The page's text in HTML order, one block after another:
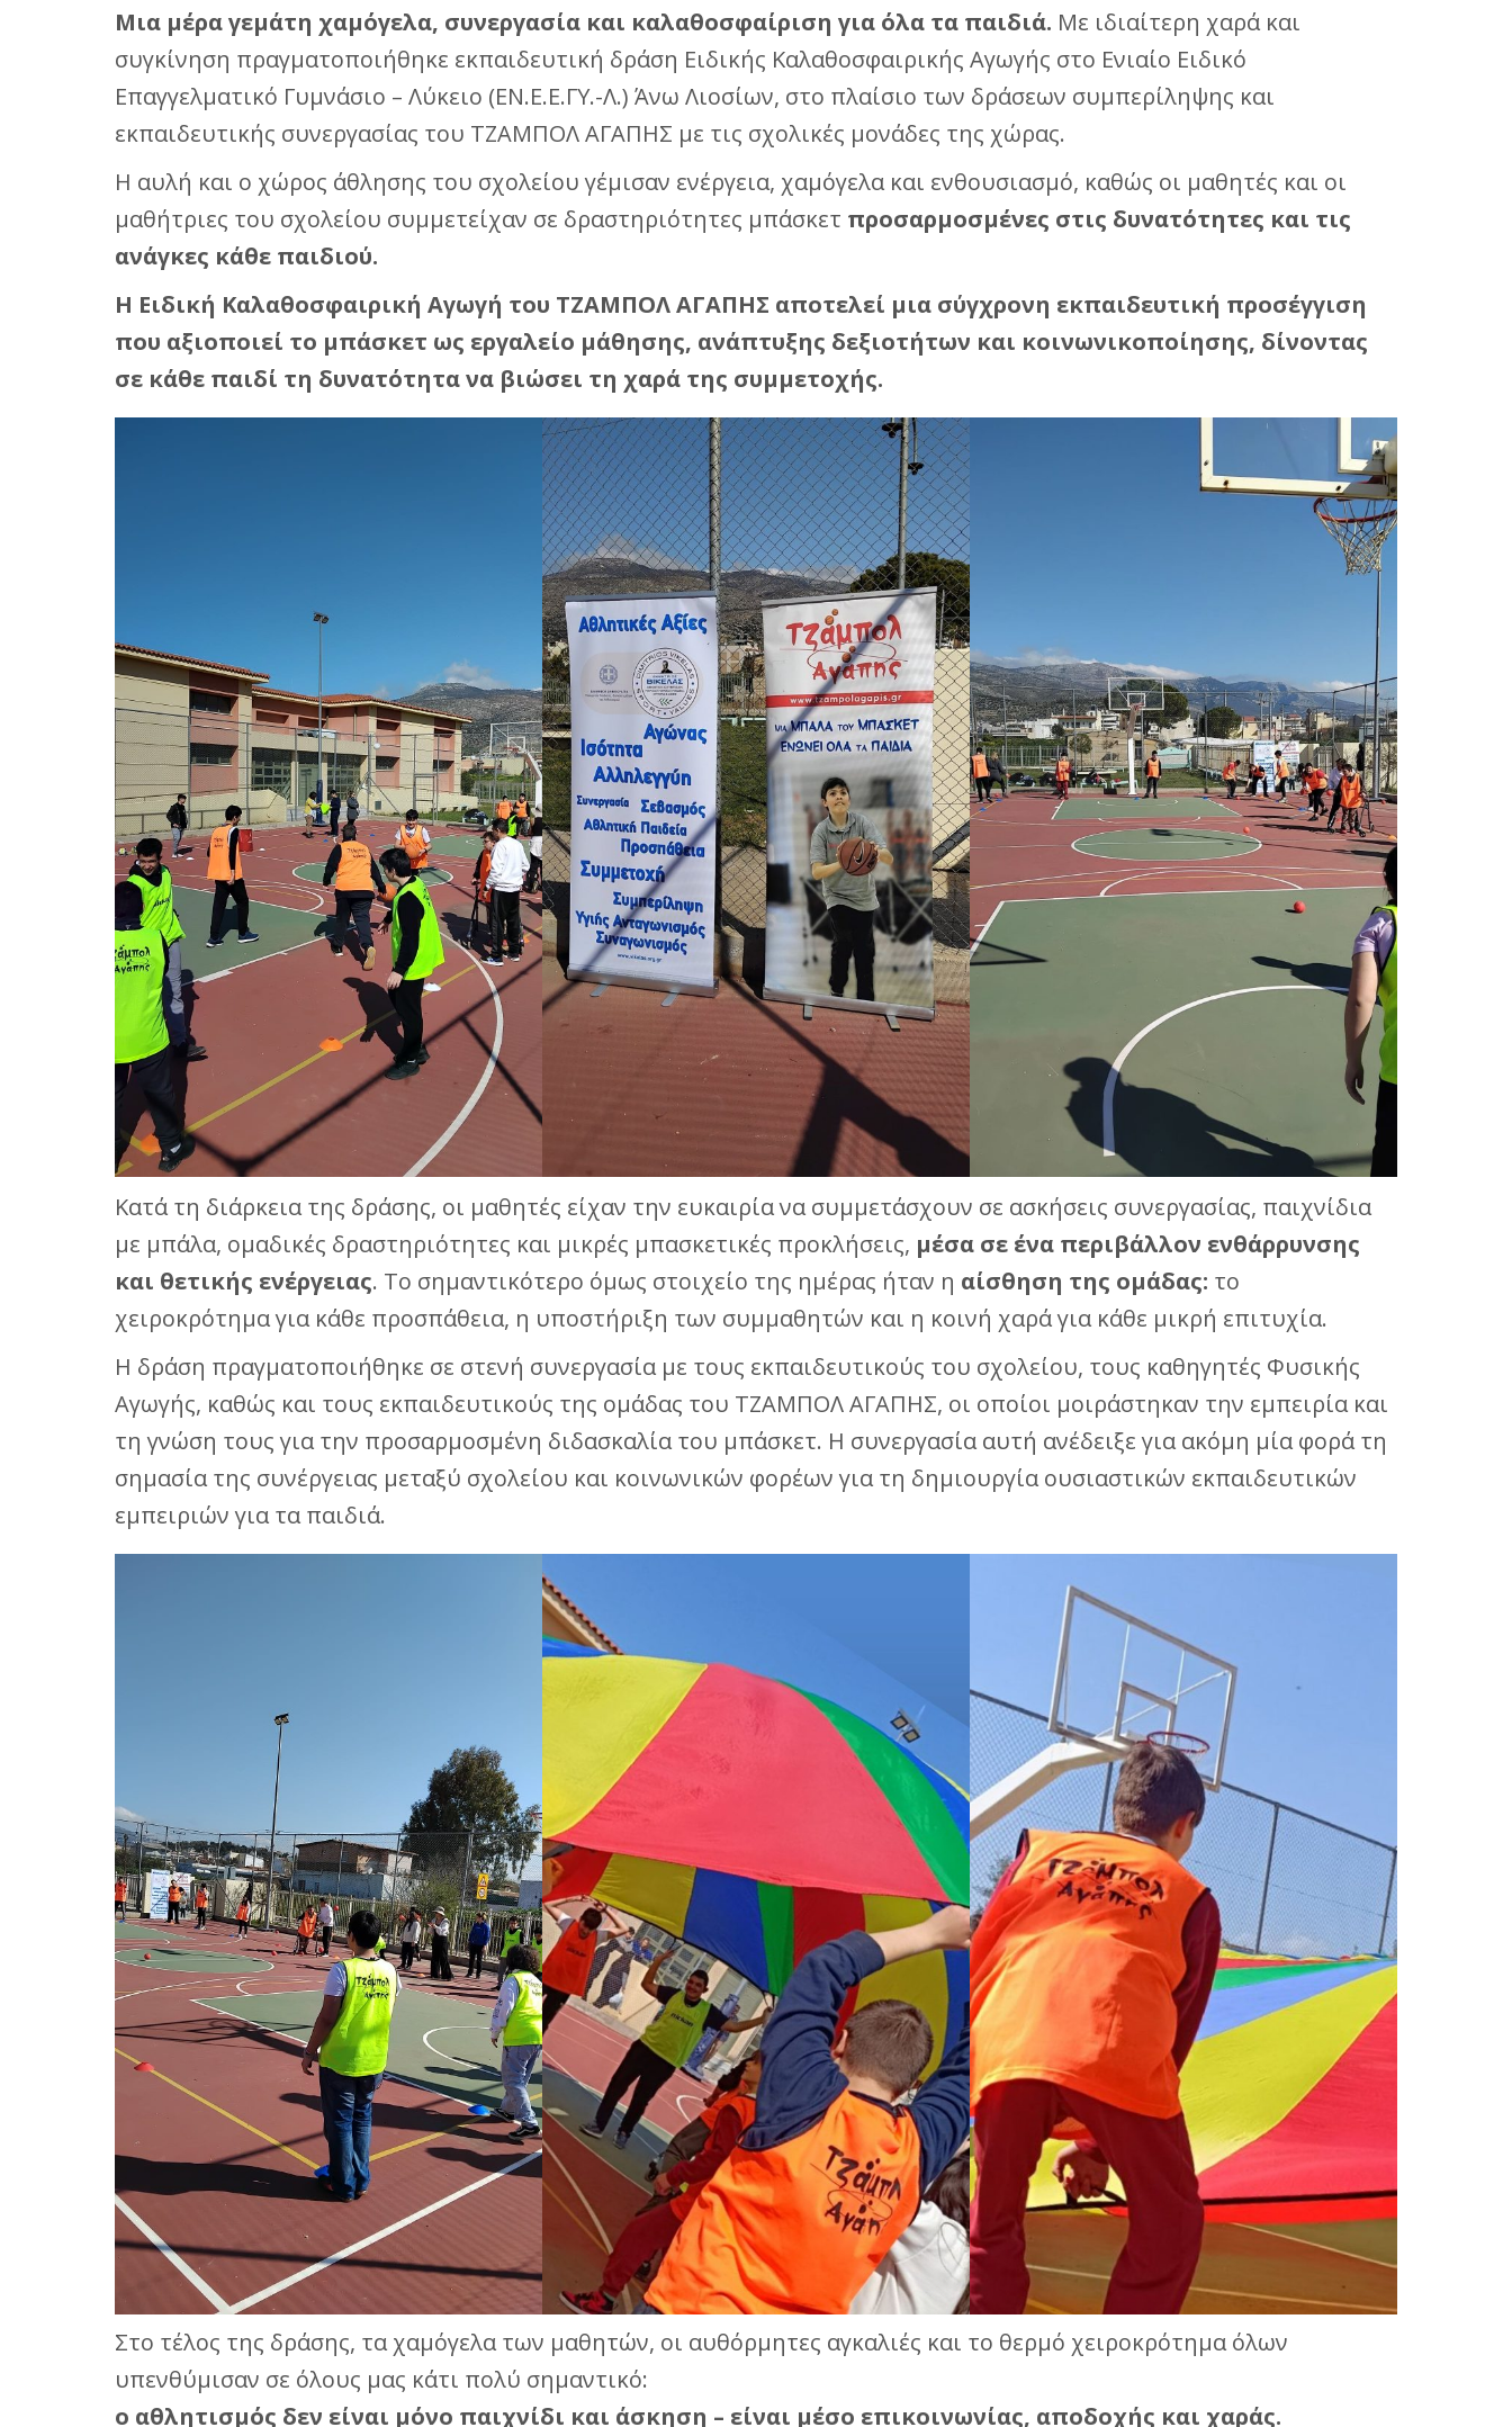
ΚΑΛΑΘΟΣΦΑΙΡΙΚΉ
ΑΓΩΓΉ
ΣΤΟ
ΕΝ.Ε.Ε.ΓΥ.-
Λ.
ΛΙΟΣΊΩΝ
Μια μέρα γεμάτη χαμόγελα, συνεργασία και καλαθοσφαίριση για όλα τα παιδιά. Με ιδιαίτερη χαρά και
συγκίνηση πραγματοποιήθηκε εκπαιδευτική δράση Ειδικής Καλαθοσφαιρικής Αγωγής στο Ενιαίο Ειδικό
Επαγγελματικό Γυμνάσιο – Λύκειο (ΕΝ.Ε.Ε.ΓΥ.-Λ.) Άνω Λιοσίων, στο πλαίσιο των δράσεων συμπερίληψης και
εκπαιδευτικής συνεργασίας του ΤΖΑΜΠΟΛ ΑΓΑΠΗΣ με τις σχολικές μονάδες της χώρας.
Η αυλή και ο χώρος άθλησης του σχολείου γέμισαν ενέργεια, χαμόγελα και ενθουσιασμό, καθώς οι μαθητές και οι
μαθήτριες του σχολείου συμμετείχαν σε δραστηριότητες μπάσκετ προσαρμοσμένες στις δυνατότητες και τις
ανάγκες κάθε παιδιού.
Η Ειδική Καλαθοσφαιρική Αγωγή του ΤΖΑΜΠΟΛ ΑΓΑΠΗΣ αποτελεί μια σύγχρονη εκπαιδευτική προσέγγιση
που αξιοποιεί το μπάσκετ ως εργαλείο μάθησης, ανάπτυξης δεξιοτήτων και κοινωνικοποίησης, δίνοντας
σε κάθε παιδί τη δυνατότητα να βιώσει τη χαρά της συμμετοχής.
Κατά τη διάρκεια της δράσης, οι μαθητές είχαν την ευκαιρία να συμμετάσχουν σε ασκήσεις συνεργασίας, παιχνίδια
με μπάλα, ομαδικές δραστηριότητες και μικρές μπασκετικές προκλήσεις, μέσα σε ένα περιβάλλον ενθάρρυνσης
και θετικής ενέργειας. Το σημαντικότερο όμως στοιχείο της ημέρας ήταν η αίσθηση της ομάδας: το
χειροκρότημα για κάθε προσπάθεια, η υποστήριξη των συμμαθητών και η κοινή χαρά για κάθε μικρή επιτυχία.
Η δράση πραγματοποιήθηκε σε στενή συνεργασία με τους εκπαιδευτικούς του σχολείου, τους καθηγητές Φυσικής
Αγωγής, καθώς και τους εκπαιδευτικούς της ομάδας του ΤΖΑΜΠΟΛ ΑΓΑΠΗΣ, οι οποίοι μοιράστηκαν την εμπειρία και
τη γνώση τους για την προσαρμοσμένη διδασκαλία του μπάσκετ. Η συνεργασία αυτή ανέδειξε για ακόμη μία φορά τη
σημασία της συνέργειας μεταξύ σχολείου και κοινωνικών φορέων για τη δημιουργία ουσιαστικών εκπαιδευτικών
εμπειριών για τα παιδιά.
Στο τέλος της δράσης, τα χαμόγελα των μαθητών, οι αυθόρμητες αγκαλιές και το θερμό χειροκρότημα όλων
υπενθύμισαν σε όλους μας κάτι πολύ σημαντικό:
ο αθλητισμός δεν είναι μόνο παιχνίδι και άσκηση – είναι μέσο επικοινωνίας, αποδοχής και χαράς.